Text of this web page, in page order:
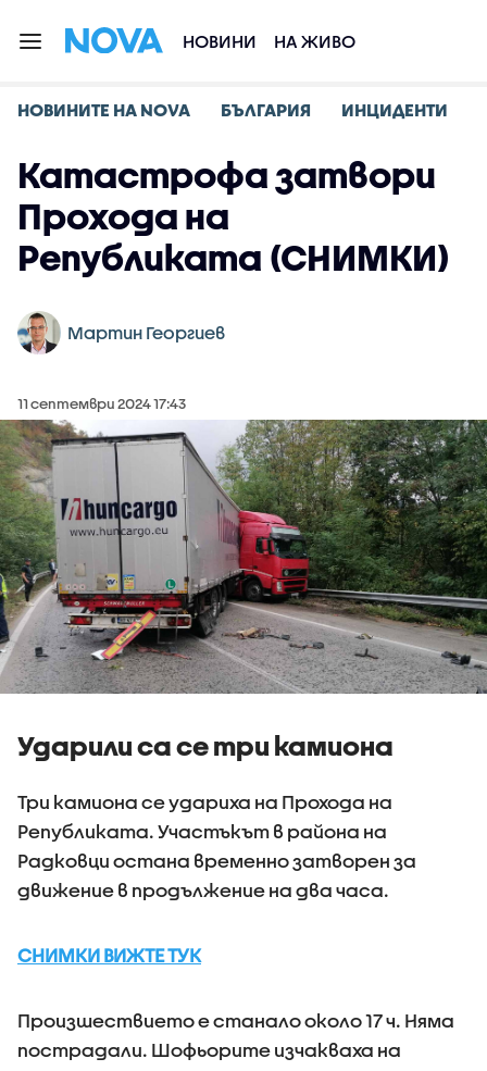
НОВИНИ НА ЖИВО
НОВИНИТЕ НА NOVA БЪЛГАРИЯ ИНЦИДЕНТИ
Катастрофа затвори
Прохода на
Републиката (СНИМКИ)
Мартин Георгиев
11 септември 2024 17:43
Ударили са се три камиона
Три камиона се удариха на Прохода на
Републиката. Участъкът в района на
Радковци остана временно затворен за
движение в продължение на два часа.
СНИМКИ ВИЖТЕ ТУК
Произшествието е станало около 17 ч. Няма
пострадали. Шофьорите изчакваха на